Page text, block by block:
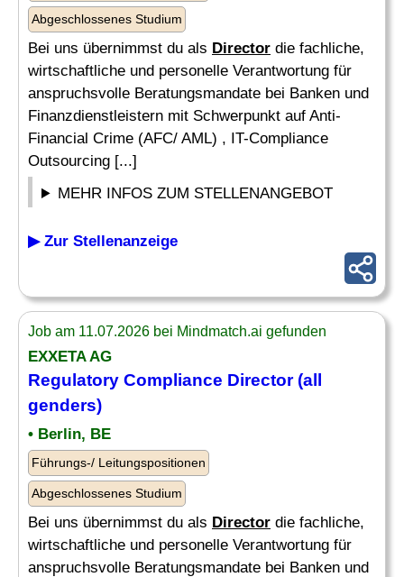
Abgeschlossenes Studium
Bei uns übernimmst du als Director die fachliche,
wirtschaftliche und personelle Verantwortung für
anspruchsvolle Beratungsmandate bei Banken und
Finanzdienstleistern mit Schwerpunkt auf Anti-
Financial Crime (AFC/ AML) , IT-Compliance
Outsourcing [...]
MEHR INFOS ZUM STELLENANGEBOT
▶ Zur Stellenanzeige
Job am 11.07.2026 bei Mindmatch.ai gefunden
EXXETA AG
Regulatory Compliance Director(all
genders)
• Berlin, BE
Führungs-/ Leitungspositionen
Abgeschlossenes Studium
Bei uns übernimmst du als Director die fachliche,
wirtschaftliche und personelle Verantwortung für
anspruchsvolle Beratungsmandate bei Banken und